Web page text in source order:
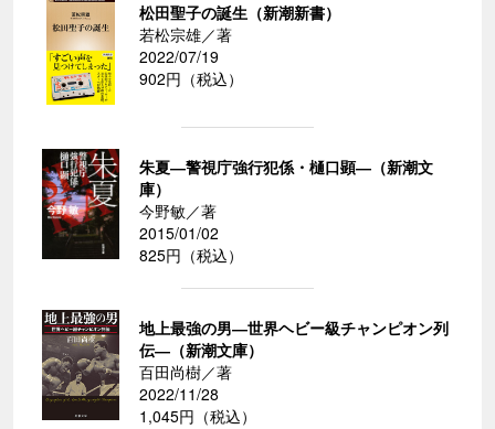
松田聖子の誕生（新潮新書）
若松宗雄／著
2022/07/19
902円（税込）
朱夏―警視庁強行犯係・樋口顕―（新潮文
庫）
今野敏／著
2015/01/02
825円（税込）
地上最強の男―世界ヘビー級チャンピオン列
伝―（新潮文庫）
百田尚樹／著
2022/11/28
1,045円（税込）